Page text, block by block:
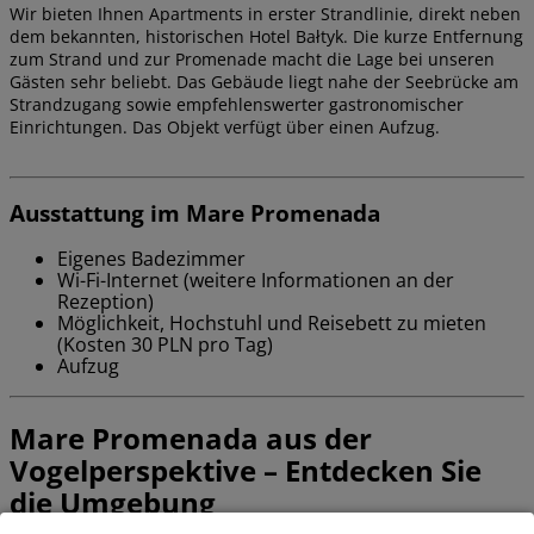
Wir bieten Ihnen Apartments in erster Strandlinie, direkt neben
dem bekannten, historischen Hotel Bałtyk. Die kurze Entfernung
zum Strand und zur Promenade macht die Lage bei unseren
Gästen sehr beliebt. Das Gebäude liegt nahe der Seebrücke am
Strandzugang sowie empfehlenswerter gastronomischer
Einrichtungen. Das Objekt verfügt über einen Aufzug.
Ausstattung im Mare Promenada
Eigenes Badezimmer
Wi-Fi-Internet (weitere Informationen an der
Rezeption)
Möglichkeit, Hochstuhl und Reisebett zu mieten
(Kosten 30 PLN pro Tag)
Aufzug
Mare Promenada aus der
Vogelperspektive – Entdecken Sie
die Umgebung